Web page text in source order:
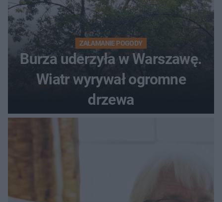
ZAŁAMANIE POGODY
Burza uderzyła w Warszawę.
Wiatr wyrywał ogromne
drzewa